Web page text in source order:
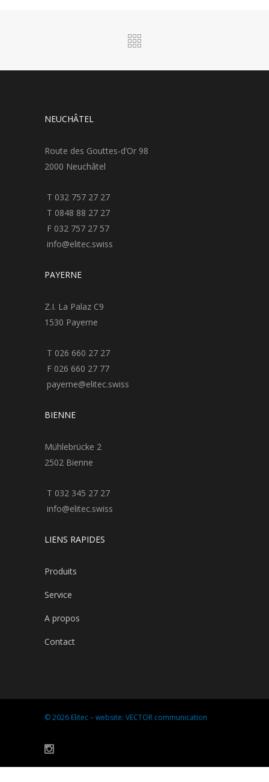
NEUCHÂTEL
Route des Gouttes-d’Or 98
2000 Neuchâtel
T 032 757 27 27
T 0848 88 27 27
F 032 757 27 57
info@elitec.swiss
PAYERNE
Z.I. La Palaz C9
1530 Payerne
T 026 660 27 27
F 026 660 27 77
payerne@elitec.swiss
BIENNE
Mühlebrücke 2
2502 Bienne
T 032 345 27 27
info@elitec.swiss
LIENS RAPIDES
Produits
Service
A propos
Contact
© 2026 Elitec – website: VECTOR communication